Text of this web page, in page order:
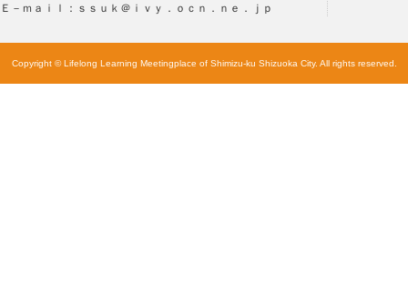
Ｅ－ｍａｉｌ：ｓｓｕｋ＠ｉｖｙ．ｏｃｎ．ｎｅ．ｊｐ
Copyright © Lifelong Learning Meetingplace of Shimizu-ku Shizuoka City. All rights reserved.